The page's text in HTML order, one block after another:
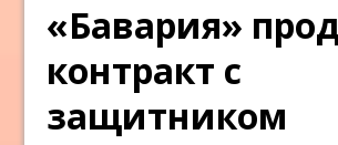
«Бавария»
контракт с
защитником